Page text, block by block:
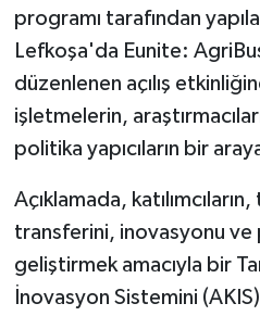
programı tarafından
Lefkoşa'da Eunite:
düzenlenen açılış
işletmelerin,
politika yapıcıların bir
Açıklamada,
transferini, inovasyonu
geliştirmek amacıyla bir
İnovasyon Sistemini